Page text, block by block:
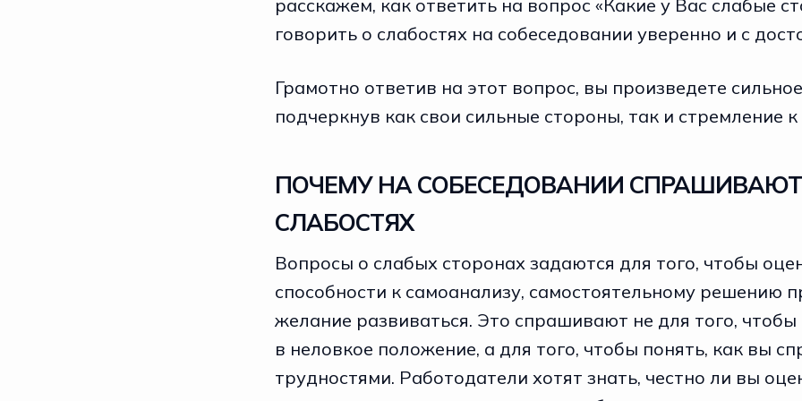
расскажем, как ответить на вопрос «Какие у Вас слабые
говорить о слабостях на собеседовании уверенно и c
Грамотно ответив на этот вопрос, вы произведете
подчеркнув как свои сильные стороны, так и стремление
ПОЧЕМУ НА СОБЕСЕДОВАНИИ
СЛАБОСТЯХ
Вопросы о слабых сторонах задаются для того, чтобы
способности к самоанализу, самостоятельному решению
желание развиваться. Это спрашивают не для того, чтобы
в неловкое положение, а для того, чтобы понять, как вы
трудностями. Работодатели хотят знать, честно ли вы